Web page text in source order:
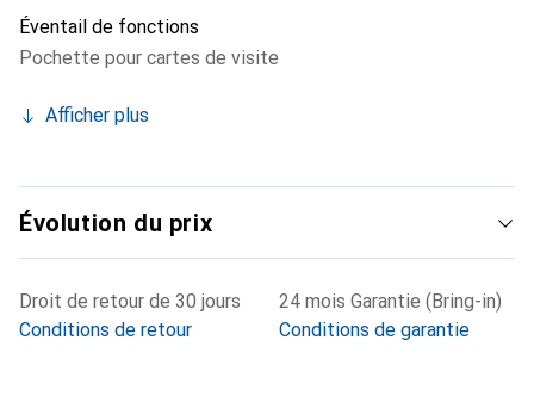
Éventail de fonctions
Pochette pour cartes de visite
Afficher plus
Évolution du prix
Droit de retour de 30 jours
Conditions de retour
24 mois Garantie (Bring-in)
Conditions de garantie